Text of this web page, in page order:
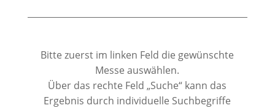
Bitte zuerst im linken Feld die gewünschte
Messe auswählen.
Über das rechte Feld „Suche“ kann das
Ergebnis durch individuelle Suchbegriffe